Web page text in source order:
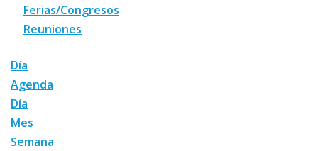
Ferias/Congresos
Reuniones
Día
Agenda
Día
Mes
Semana